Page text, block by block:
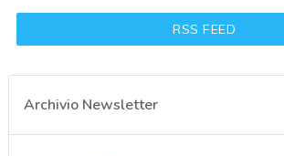
RSS FEED
Archivio Newsletter